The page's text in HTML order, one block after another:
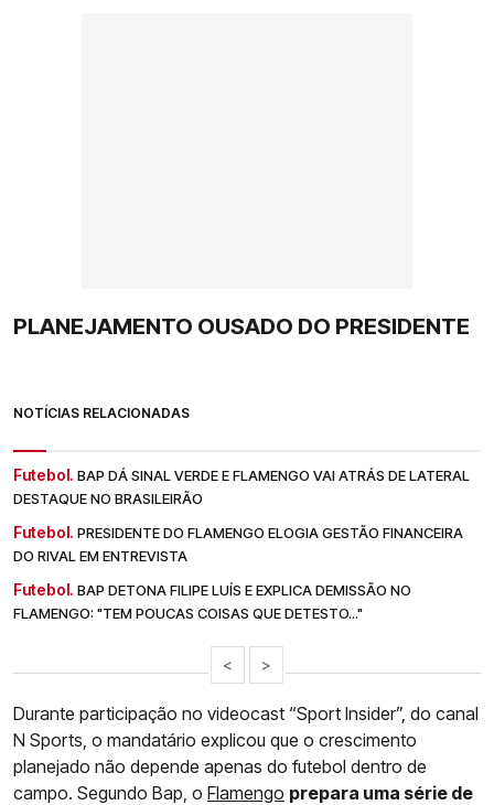
PLANEJAMENTO OUSADO DO PRESIDENTE
NOTÍCIAS RELACIONADAS
Futebol. BAP DÁ SINAL VERDE E FLAMENGO VAI ATRÁS DE LATERAL
DESTAQUE NO BRASILEIRÃO
Futebol. PRESIDENTE DO FLAMENGO ELOGIA GESTÃO FINANCEIRA
DO RIVAL EM ENTREVISTA
Futebol. BAP DETONA FILIPE LUÍS E EXPLICA DEMISSÃO NO
FLAMENGO: "TEM POUCAS COISAS QUE DETESTO..."
< >
Durante participação no videocast “Sport Insider”, do canal
N Sports, o mandatário explicou que o crescimento
planejado não depende apenas do futebol dentro de
campo. Segundo Bap, o Flamengo prepara uma série de